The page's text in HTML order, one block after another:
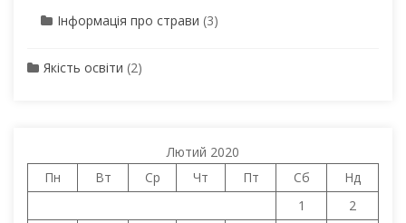
Інформація про страви (3)
Якість освіти (2)
Лютий 2020
Пн
Вт Ср Чт Пт Сб
Нд
1
2